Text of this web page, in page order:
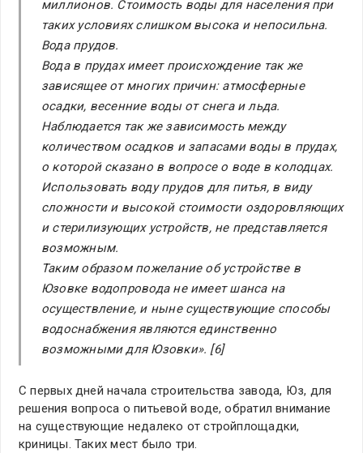
миллионов. Стоимость воды для населения при
таких условиях слишком высока и непосильна.
Вода прудов.
Вода в прудах имеет происхождение так же
зависящее от многих причин: атмосферные
осадки, весенние воды от снега и льда.
Наблюдается так же зависимость между
количеством осадков и запасами воды в прудах,
о которой сказано в вопросе о воде в колодцах.
Использовать воду прудов для питья, в виду
сложности и высокой стоимости оздоровляющих
и стерилизующих устройств, не представляется
возможным.
Таким образом пожелание об устройстве в
Юзовке водопровода не имеет шанса на
осуществление, и ныне существующие способы
водоснабжения являются единственно
возможными для Юзовки». [6]
С первых дней начала строительства завода, Юз, для
решения вопроса о питьевой воде, обратил внимание
на существующие недалеко от стройплощадки,
криницы. Таких мест было три.